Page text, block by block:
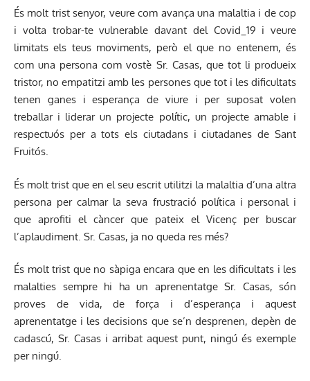
És molt trist senyor, veure com avança una malaltia i de cop
i volta trobar-te vulnerable davant del Covid_19 i veure
limitats els teus moviments, però el que no entenem, és
com una persona com vostè Sr. Casas, que tot li produeix
tristor, no empatitzi amb les persones que tot i les dificultats
tenen ganes i esperança de viure i per suposat volen
treballar i liderar un projecte polític, un projecte amable i
respectuós per a tots els ciutadans i ciutadanes de Sant
Fruitós.
És molt trist que en el seu escrit utilitzi la malaltia d’una altra
persona per calmar la seva frustració política i personal i
que aprofiti el càncer que pateix el Vicenç per buscar
l’aplaudiment. Sr. Casas, ja no queda res més?
És molt trist que no sàpiga encara que en les dificultats i les
malalties sempre hi ha un aprenentatge Sr. Casas, són
proves de vida, de força i d’esperança i aquest
aprenentatge i les decisions que se’n desprenen, depèn de
cadascú, Sr. Casas i arribat aquest punt, ningú és exemple
per ningú.